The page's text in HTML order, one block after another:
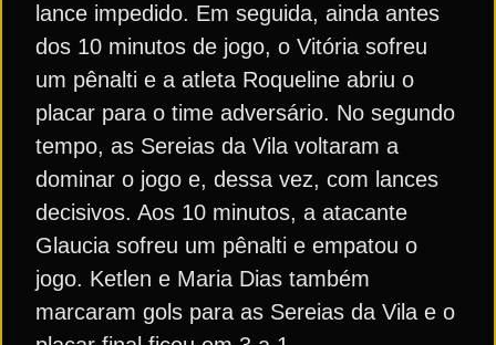
lance impedido. Em seguida, ainda antes
dos 10 minutos de jogo, o Vitória sofreu
um pênalti e a atleta Roqueline abriu o
placar para o time adversário. No segundo
tempo, as Sereias da Vila voltaram a
dominar o jogo e, dessa vez, com lances
decisivos. Aos 10 minutos, a atacante
Glaucia sofreu um pênalti e empatou o
jogo. Ketlen e Maria Dias também
marcaram gols para as Sereias da Vila e o